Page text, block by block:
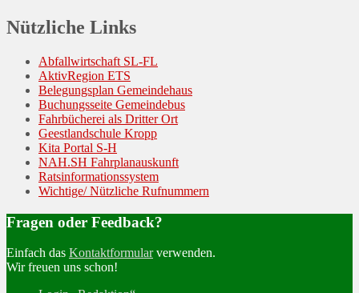
Nützliche Links
Abfallwirtschaft SL-FL
AktivRegion ETS
Belegungsplan Gemeindehaus
Buchungsseite Gemeindebus
Fahrbücherei als Dritter Ort
Geestlandschule Kropp
Kita Portal S-H
NAH.SH Fahrplanauskunft
Ratsinformationssystem
Wichtige/ Nützliche Rufnummern
Fragen oder Feedback?
Einfach das Kontaktformularverwenden.
Wir freuen uns schon!